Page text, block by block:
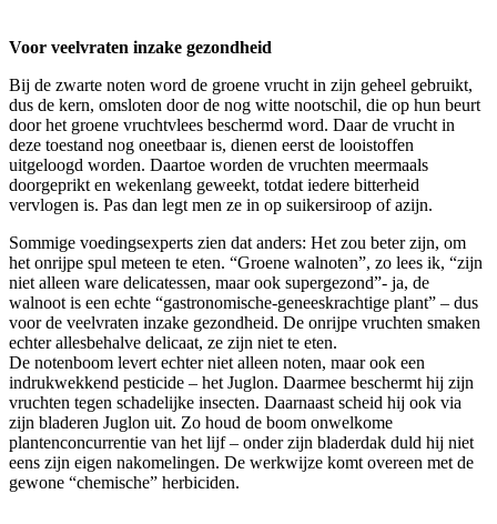
Voor veelvraten inzake gezondheid
Bij de zwarte noten word de groene vrucht in zijn geheel gebruikt,
dus de kern, omsloten door de nog witte nootschil, die op hun beurt
door het groene vruchtvlees beschermd word. Daar de vrucht in
deze toestand nog oneetbaar is, dienen eerst de looistoffen
uitgeloogd worden. Daartoe worden de vruchten meermaals
doorgeprikt en wekenlang geweekt, totdat iedere bitterheid
vervlogen is. Pas dan legt men ze in op suikersiroop of azijn.
Sommige voedingsexperts zien dat anders: Het zou beter zijn, om
het onrijpe spul meteen te eten. “Groene walnoten”, zo lees ik, “zijn
niet alleen ware delicatessen, maar ook supergezond”- ja, de
walnoot is een echte “gastronomische-geneeskrachtige plant” – dus
voor de veelvraten inzake gezondheid. De onrijpe vruchten smaken
echter allesbehalve delicaat, ze zijn niet te eten.
De notenboom levert echter niet alleen noten, maar ook een
indrukwekkend pesticide – het Juglon. Daarmee beschermt hij zijn
vruchten tegen schadelijke insecten. Daarnaast scheid hij ook via
zijn bladeren Juglon uit. Zo houd de boom onwelkome
plantenconcurrentie van het lijf – onder zijn bladerdak duld hij niet
eens zijn eigen nakomelingen. De werkwijze komt overeen met de
gewone “chemische” herbiciden.